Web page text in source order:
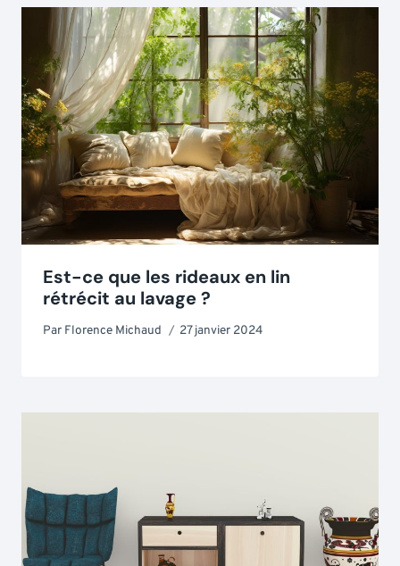
Est-ce que les rideaux en lin
rétrécit au lavage ?
Par Florence Michaud 27 janvier 2024